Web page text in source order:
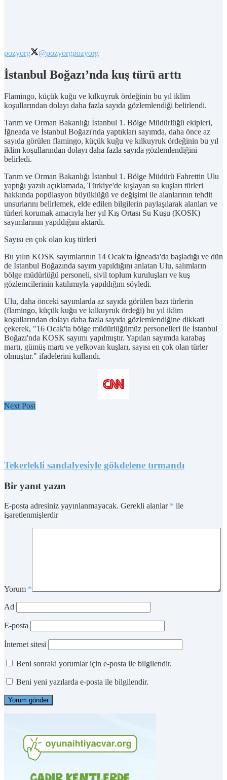
pozyorg @pozyorgpozyorg
İstanbul Boğazı’nda kuş türü arttı
Flamingo, küçük kuğu ve kılkuyruk ördeğinin bu yıl iklim
koşullarından dolayı daha fazla sayıda gözlemlendiği belirlendi.
Tarım ve Orman Bakanlığı İstanbul 1. Bölge Müdürlüğü ekipleri,
İğneada ve İstanbul Boğazı'nda yaptıkları sayımda, daha önce az
sayıda görülen flamingo, küçük kuğu ve kılkuyruk ördeğinin bu yıl
iklim koşullarından dolayı daha fazla sayıda gözlemlendiğini
belirledi.
Tarım ve Orman Bakanlığı İstanbul 1. Bölge Müdürü Fahrettin Ulu
yaptığı yazılı açıklamada, Türkiye'de kışlayan su kuşları türleri
hakkında popülasyon büyüklüğü ve değişimi ile alanlarının tehdit
unsurlarını belirlemek, elde edilen bilgilerin paylaşılarak alanları ve
türleri korumak amacıyla her yıl Kış Ortası Su Kuşu (KOSK)
sayımlarının yapıldığını aktardı.
Sayısı en çok olan kuş türleri
Bu yılın KOSK sayımlarının 14 Ocak'ta İğneada'da başladığı ve dün
de İstanbul Boğazında sayım yapıldığını anlatan Ulu, salımların
bölge müdürlüğü personeli, sivil toplum kuruluşları ve kuş
gözlemcilerinin katılımıyla yapıldığını söyledi.
Ulu, daha önceki sayımlarda az sayıda görülen bazı türlerin
(flamingo, küçük kuğu ve kılkuyruk ördeği) bu yıl iklim
koşullarından dolayı daha fazla sayıda gözlemlendiğine dikkati
çekerek, "16 Ocak'ta bölge müdürlüğümüz personelleri ile İstanbul
Boğazı'nda KOSK sayımı yapılmıştır. Yapılan sayımda karabaş
martı, gümüş martı ve yelkovan kuşları, sayısı en çok olan türler
olmuştur." ifadelerini kullandı.
Next Post
Tekerlekli sandalyesiyle gökdelene tırmandı
Bir yanıt yazın
E-posta adresiniz yayınlanmayacak. Gerekli alanlar * ile
işaretlenmişlerdir
Yorum *
Ad
E-posta
İnternet sitesi
Beni sonraki yorumlar için e-posta ile bilgilendir.
Beni yeni yazılarda e-posta ile bilgilendir.